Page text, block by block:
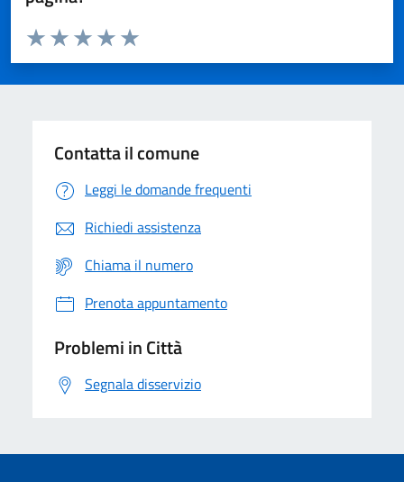
Domanda
Valuta da 1 a 5 stelle la pagina
Valuta 5 stelle su 5
Valuta 4 stelle su 5
Valuta 3 stelle su 5
Valuta 2 stelle su 5
Valuta 1 stelle su 5
Contatta il comune
Leggi le domande frequenti
Richiedi assistenza
Chiama il numero
Prenota appuntamento
Problemi in Città
Segnala disservizio